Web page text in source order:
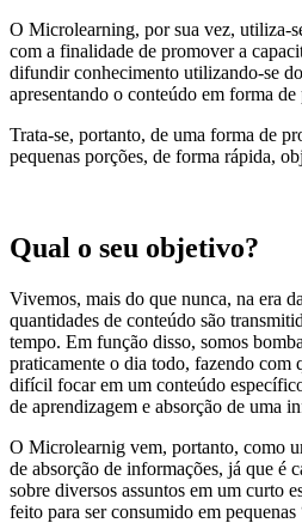
O Microlearning, por sua vez, utiliza-
com a finalidade de promover a
difundir conhecimento utilizando-se
apresentando o conteúdo em forma
Trata-se, portanto, de uma forma de
pequenas porções, de forma rápida,
Qual o seu objetivo?
Vivemos, mais do que nunca, na era
quantidades de conteúdo são
tempo. Em função disso, somos
praticamente o dia todo, fazendo com
difícil focar em um conteúdo
de aprendizagem e absorção de uma
O Microlearnig vem, portanto, como
de absorção de informações, já que é
sobre diversos assuntos em um curto
feito para ser consumido em pequenas